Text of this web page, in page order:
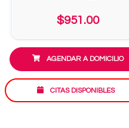
$951.00
AGENDAR A DOMICILIO
CITAS DISPONIBLES